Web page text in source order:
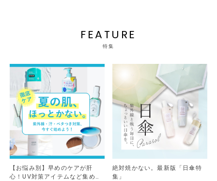
FEATURE
特集
【お悩み別】早めのケアが肝
心！UV対策アイテムなど集めま
絶対焼かない。最新版「日傘特
集」